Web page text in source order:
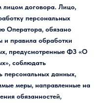
лицом договора. Лицо,
персональных
Оператора, обязано
и правила обработки
предусмотренные ФЗ «О
соблюдать
персональных данных,
меры, направленные на
обязанностей,